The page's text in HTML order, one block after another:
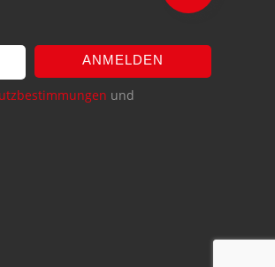
ANMELDEN
und